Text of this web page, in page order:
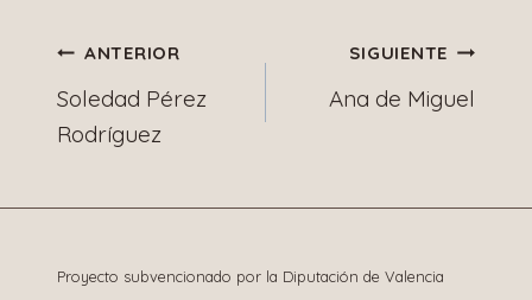
Navegación
de
ANTERIOR
Soledad Pérez
Rodríguez
SIGUIENTE
Ana de Miguel
Proyecto subvencionado por la Diputación de Valencia